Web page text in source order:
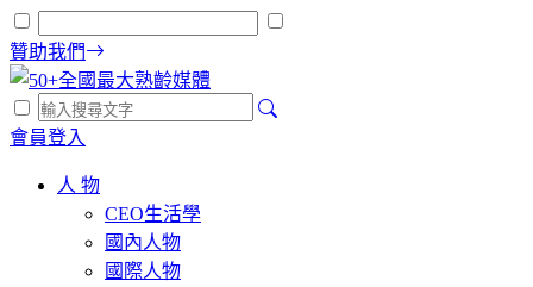
贊助我們
會員登入
人 物
CEO生活學
國內人物
國際人物